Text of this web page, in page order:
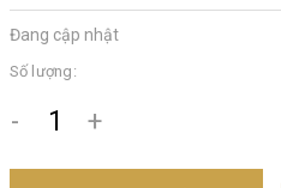
Đang cập nhật
Số lượng:
- +